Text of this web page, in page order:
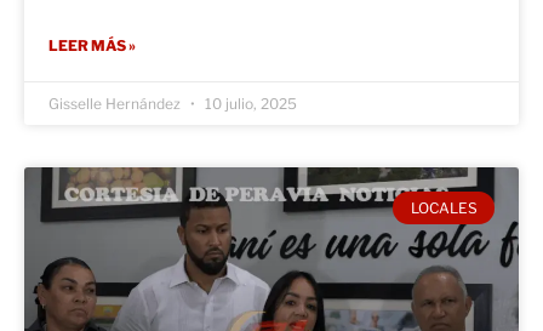
LEER MÁS »
Gisselle Hernández 10 julio, 2025
LOCALES